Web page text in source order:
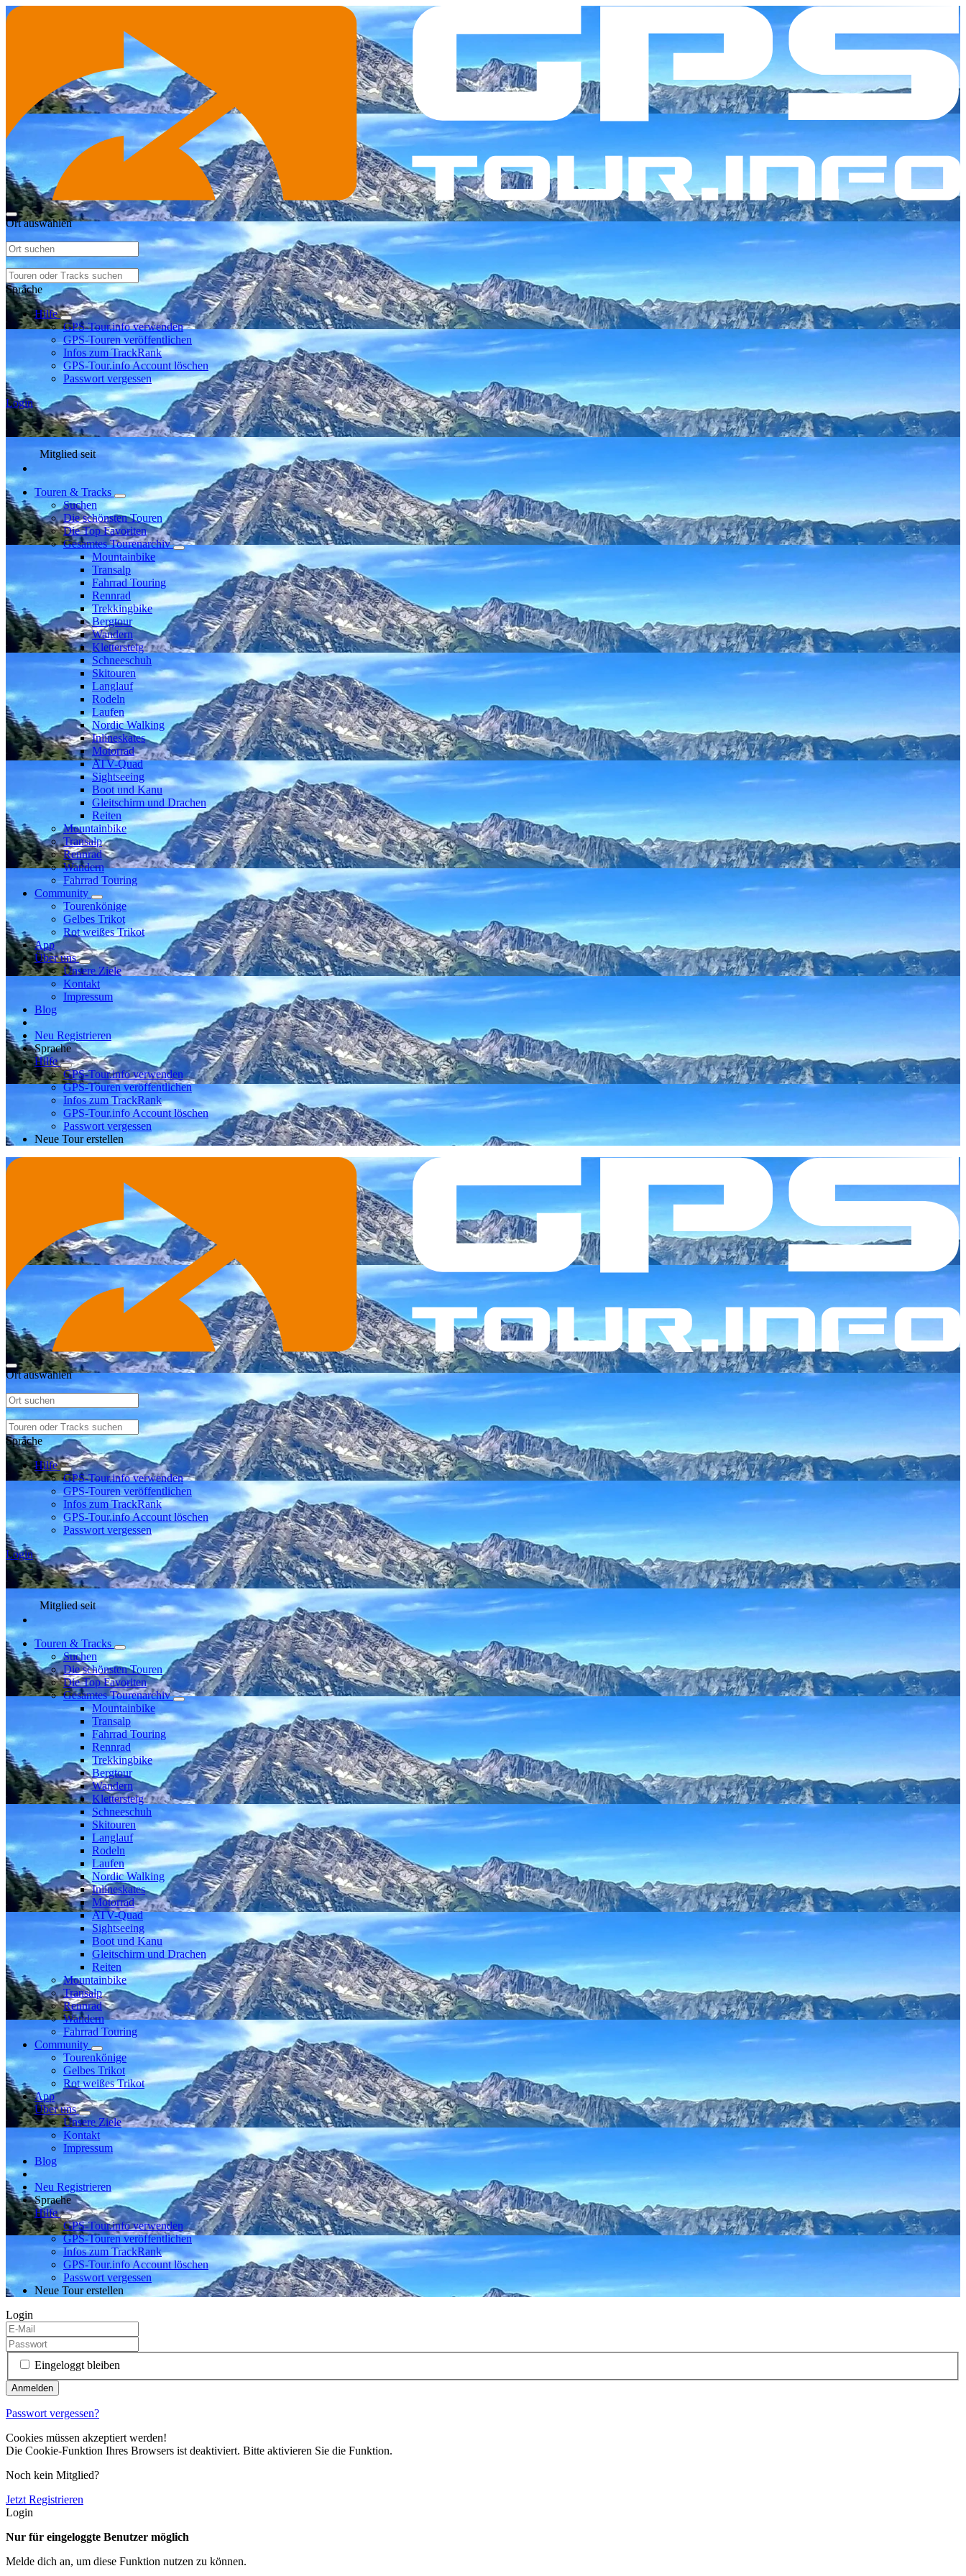
Ort auswählen
Sprache
Hilfe
GPS-Tour.info verwenden
GPS-Touren veröffentlichen
Infos zum TrackRank
GPS-Tour.info Account löschen
Passwort vergessen
Login
Mitglied seit
Touren & Tracks
Suchen
Die schönsten Touren
Die Top Favoriten
Gesamtes Tourenarchiv
Mountainbike
Transalp
Fahrrad Touring
Rennrad
Trekkingbike
Bergtour
Wandern
Klettersteig
Schneeschuh
Skitouren
Langlauf
Rodeln
Laufen
Nordic Walking
Inlineskates
Motorrad
ATV-Quad
Sightseeing
Boot und Kanu
Gleitschirm und Drachen
Reiten
Mountainbike
Transalp
Rennrad
Wandern
Fahrrad Touring
Community
Tourenkönige
Gelbes Trikot
Rot weißes Trikot
App
Über uns
Unsere Ziele
Kontakt
Impressum
Blog
Neu Registrieren
Sprache
Hilfe
GPS-Tour.info verwenden
GPS-Touren veröffentlichen
Infos zum TrackRank
GPS-Tour.info Account löschen
Passwort vergessen
Neue Tour erstellen
Ort auswählen
Sprache
Hilfe
GPS-Tour.info verwenden
GPS-Touren veröffentlichen
Infos zum TrackRank
GPS-Tour.info Account löschen
Passwort vergessen
Login
Mitglied seit
Touren & Tracks
Suchen
Die schönsten Touren
Die Top Favoriten
Gesamtes Tourenarchiv
Mountainbike
Transalp
Fahrrad Touring
Rennrad
Trekkingbike
Bergtour
Wandern
Klettersteig
Schneeschuh
Skitouren
Langlauf
Rodeln
Laufen
Nordic Walking
Inlineskates
Motorrad
ATV-Quad
Sightseeing
Boot und Kanu
Gleitschirm und Drachen
Reiten
Mountainbike
Transalp
Rennrad
Wandern
Fahrrad Touring
Community
Tourenkönige
Gelbes Trikot
Rot weißes Trikot
App
Über uns
Unsere Ziele
Kontakt
Impressum
Blog
Neu Registrieren
Sprache
Hilfe
GPS-Tour.info verwenden
GPS-Touren veröffentlichen
Infos zum TrackRank
GPS-Tour.info Account löschen
Passwort vergessen
Neue Tour erstellen
Login
Eingeloggt bleiben
Passwort vergessen?
Cookies müssen akzeptiert werden!
Die Cookie-Funktion Ihres Browsers ist deaktiviert. Bitte aktivieren Sie die Funktion.
Noch kein Mitglied?
Jetzt Registrieren
Login
Nur für eingeloggte Benutzer möglich
Melde dich an, um diese Funktion nutzen zu können.